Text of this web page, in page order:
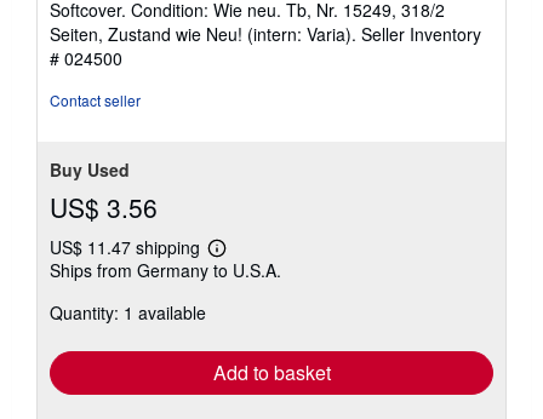
4
out
Softcover. Condition: Wie neu. Tb, Nr. 15249, 318/2
Seiten, Zustand wie Neu! (intern: Varia). Seller Inventory
# 024500
Contact seller
Buy Used
US$ 3.56
US$ 11.47 shipping
Learn
more
Ships from Germany to U.S.A.
Quantity: 1 available
Add to basket